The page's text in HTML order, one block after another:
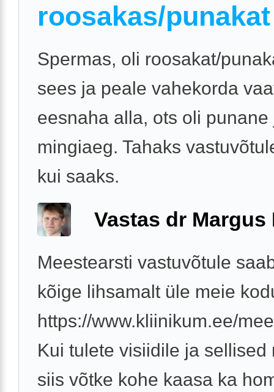
roosakas/
Spermas, oli roosakat/
sees ja peale vahekorda
eesnaha alla, ots oli punane
mingiaeg. Tahaks
kui saaks.
Vastas dr Margus
Meestearsti vastuvõtule
kõige lihsamalt üle meie
https://www.kliinikum.ee/
Kui tulete visiidile ja sellised
siis võtke kohe kaasa ka